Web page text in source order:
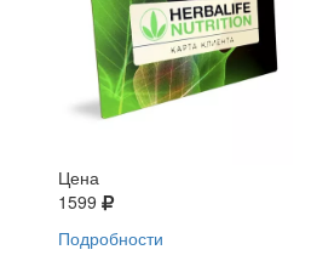
Цена
1599
Подробности